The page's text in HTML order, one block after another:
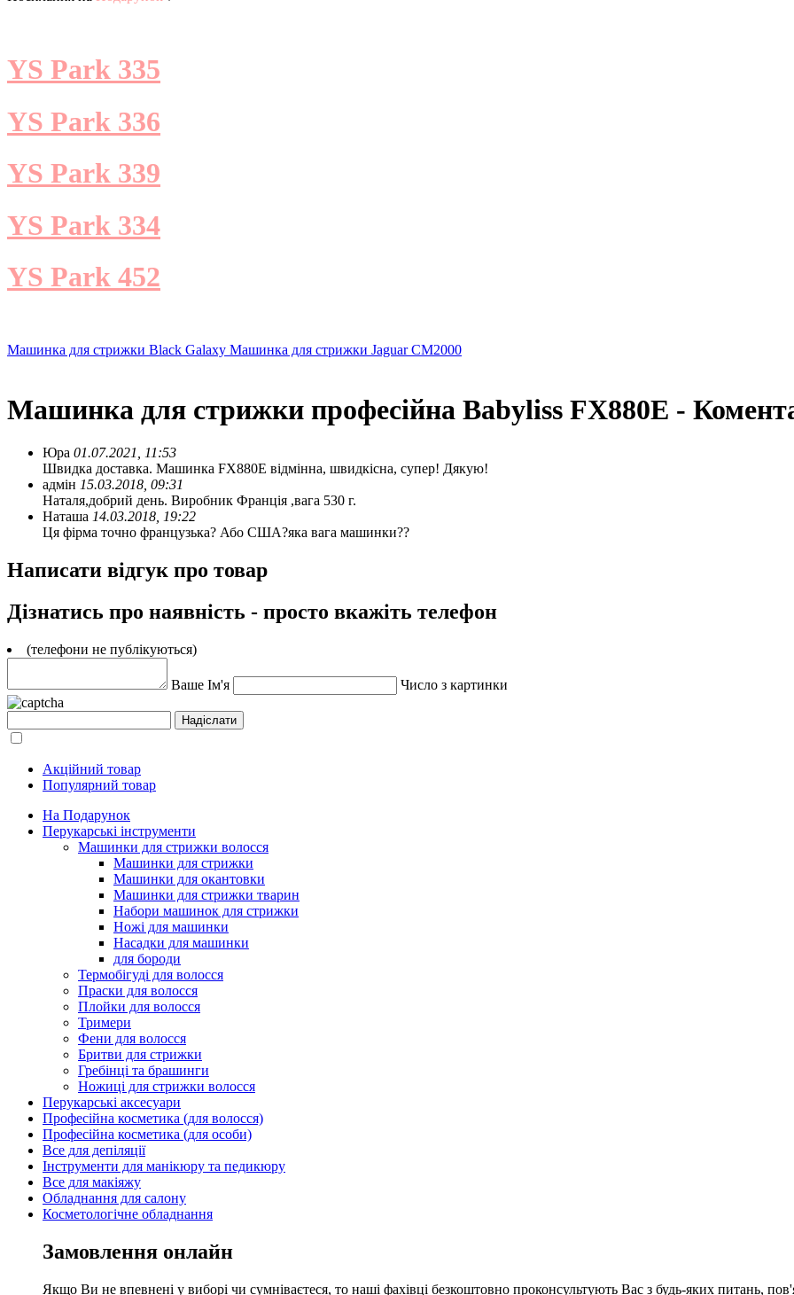
YS Park 335
YS Park 336
YS Park 339
YS Park 334
YS Park 452
Машинка для стрижки Black Galaxy Машинка для стрижки Jaguar CM2000
Машинка для стрижки професійна Babyliss FX880E -
Юра 01.07.2021, 11:53
Швидка доставка. Машинка FX880E відмінна, швидкісна, супер! Дякую!
адмін 15.03.2018, 09:31
Наталя,добрий день. Виробник Франція ,вага 530 г.
Наташа 14.03.2018, 19:22
Ця фірма точно французька? Або США?яка вага машинки??
Написати відгук про товар
Дізнатись про наявність - просто вкажіть телефон
(телефони не публікуються)
Ваше Ім'я Число з картинки
Акційний товар
Популярний товар
На Подарунок
Перукарські інструменти
Машинки для стрижки волосся
Машинки для стрижки
Машинки для окантовки
Машинки для стрижки тварин
Набори машинок для стрижки
Ножі для машинки
Насадки для машинки
для бороди
Термобігуді для волосся
Праски для волосся
Плойки для волосся
Тримери
Фени для волосся
Бритви для стрижки
Гребінці та брашинги
Ножиці для стрижки волосся
Перукарські аксесуари
Професійна косметика (для волосся)
Професійна косметика (для особи)
Все для депіляції
Інструменти для манікюру та педикюру
Все для макіяжу
Обладнання для салону
Косметологічне обладнання
Замовлення онлайн
Якщо Ви не впевнені у виборі чи сумніваєтеся, то наші фахівці безкоштовно проконсультують Вас з будь-яких питань,